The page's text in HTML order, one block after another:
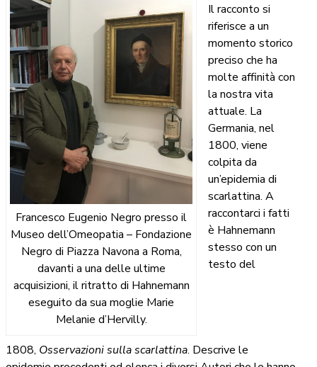
Francesco Eugenio Negro presso il
Museo dell’Omeopatia – Fondazione
Negro di Piazza Navona a Roma,
davanti a una delle ultime
acquisizioni, il ritratto di Hahnemann
eseguito da sua moglie Marie
Melanie d’Hervilly.
Il racconto si
riferisce a un
momento storico
preciso che ha
molte affinità con
la nostra vita
attuale. La
Germania, nel
1800, viene
colpita da
un’epidemia di
scarlattina. A
raccontarci i fatti
è Hahnemann
stesso con un
testo del
1808, Osservazioni sulla scarlattina. Descrive le